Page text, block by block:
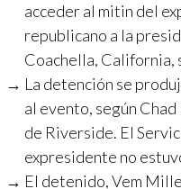
acceder al mitin del
republicano a la
Coachella, California,
La detención se
al evento, según
de Riverside. El
expresidente no
El detenido, Vem